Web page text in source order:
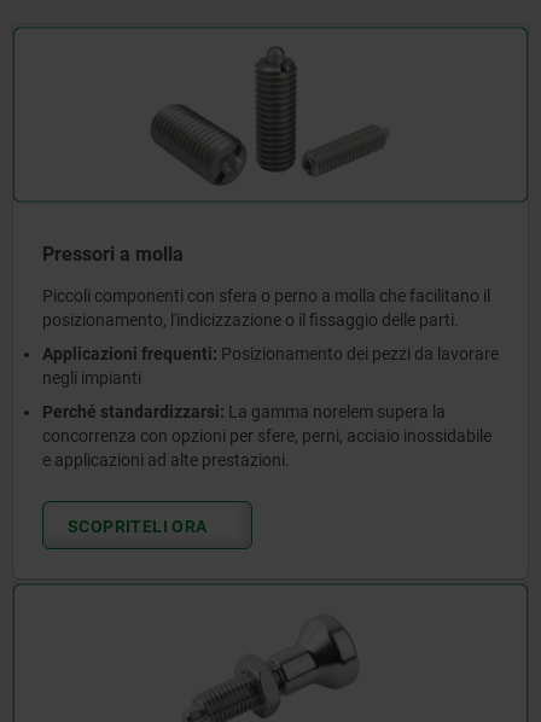
Pressori a molla
Piccoli componenti con sfera o perno a molla che facilitano il
posizionamento, l'indicizzazione o il fissaggio delle parti.
Applicazioni frequenti: Posizionamento dei pezzi da lavorare
negli impianti
Perché standardizzarsi: La gamma norelem supera la
concorrenza con opzioni per sfere, perni, acciaio inossidabile
e applicazioni ad alte prestazioni.
SCOPRITELI ORA